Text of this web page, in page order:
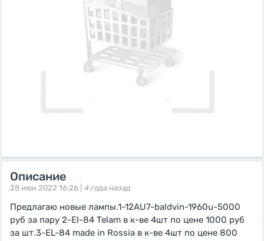
Описание
28 июн 2022 16:26 | 4 года назад
Предлагаю новые лампы.1-12AU7-baldvin-1960u-5000
руб за пару 2-EI-84 Telam в к-ве 4шт по цене 1000 руб
за шт.3-EL-84 made in Rossia в к-ве 4шт по цене 800